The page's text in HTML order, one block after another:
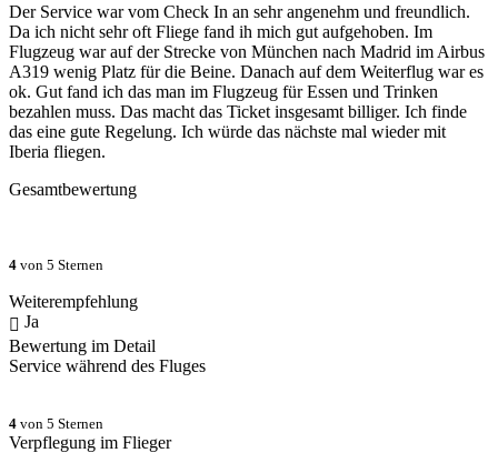
Der Service war vom Check In an sehr angenehm und freundlich.
Da ich nicht sehr oft Fliege fand ih mich gut aufgehoben. Im
Flugzeug war auf der Strecke von München nach Madrid im Airbus
A319 wenig Platz für die Beine. Danach auf dem Weiterflug war es
ok. Gut fand ich das man im Flugzeug für Essen und Trinken
bezahlen muss. Das macht das Ticket insgesamt billiger. Ich finde
das eine gute Regelung. Ich würde das nächste mal wieder mit
Iberia fliegen.
Gesamtbewertung
4 von 5 Sternen
Weiterempfehlung
Ja
Bewertung im Detail
Service während des Fluges
4 von 5 Sternen
Verpflegung im Flieger